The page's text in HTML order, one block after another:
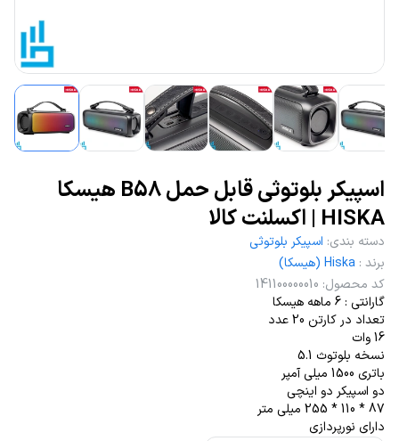
اسپیکر بلوتوثی قابل حمل B58 هیسکا
HISKA | اکسلنت کالا
دسته بندی: اسپیکر بلوتوثی
برند : Hiska (هیسکا)
کد محصول:
141100000010
گارانتی : 6 ماهه هیسکا
تعداد در کارتن 20 عدد
16 وات
نسخه بلوتوث 5.1
باتری 1500 میلی آمپر
دو اسپیکر دو اینچی
87 * 110 * 255 میلی متر
دارای نورپردازی